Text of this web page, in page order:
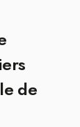
de